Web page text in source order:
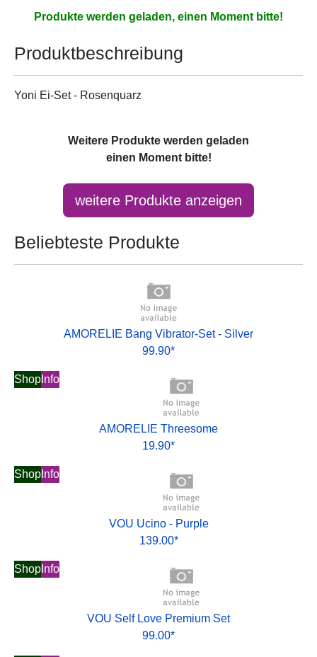
Produkte werden geladen, einen Moment bitte!
Produktbeschreibung
Yoni Ei-Set - Rosenquarz
Weitere Produkte werden geladen
einen Moment bitte!
Beliebteste Produkte
AMORELIE Bang Vibrator-Set - Silver
99.90*
Shop Info
AMORELIE Threesome
19.90*
Shop Info
VOU Ucino - Purple
139.00*
Shop Info
VOU Self Love Premium Set
99.00*